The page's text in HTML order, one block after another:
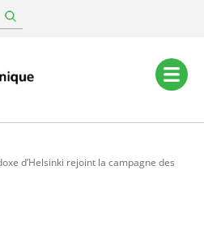
d’Helsinki rejoint la campagne des